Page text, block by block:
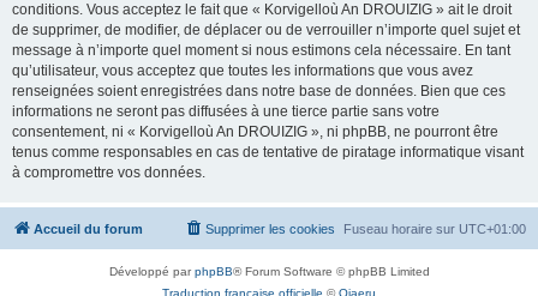
conditions. Vous acceptez le fait que « Korvigelloù An DROUIZIG » ait le droit
de supprimer, de modifier, de déplacer ou de verrouiller n’importe quel sujet et
message à n’importe quel moment si nous estimons cela nécessaire. En tant
qu’utilisateur, vous acceptez que toutes les informations que vous avez
renseignées soient enregistrées dans notre base de données. Bien que ces
informations ne seront pas diffusées à une tierce partie sans votre
consentement, ni « Korvigelloù An DROUIZIG », ni phpBB, ne pourront être
tenus comme responsables en cas de tentative de piratage informatique visant
à compromettre vos données.
Accueil du forum Fuseau horaire sur UTC+01:00
Supprimer les cookies
Développé parphpBB® Forum Software © phpBB Limited
Traduction française officielle ©Qiaeru